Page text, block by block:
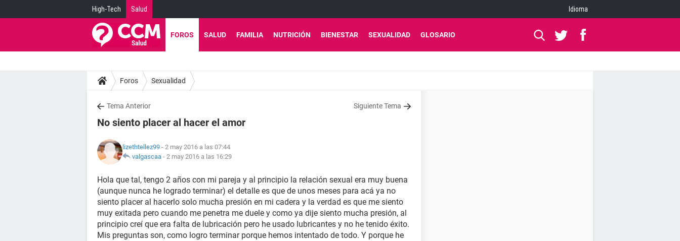
High-Tech Salud Idioma
FOROS SALUD FAMILIA NUTRICIÓN BIENESTAR SEXUALIDAD GLOSARIO
Foros Sexualidad
Tema Anterior Siguiente Tema
No siento placer al hacer el amor
lizethtellez99 - 2 may 2016 a las 07:44
valgascaa - 2 may 2016 a las 16:29
Hola que tal, tengo 2 años con mi pareja y al principio la relación sexual era muy buena
(aunque nunca he logrado terminar) el detalle es que de unos meses para acá ya no
siento placer al hacerlo solo mucha presión en mi cadera y la verdad es que me siento
muy exitada pero cuando me penetra me duele y como ya dije siento mucha presión, al
principio creí que era falta de lubricación pero he usado lubricantes y no he tenido éxito.
Mis preguntas son, como logro terminar porque hemos intentado de todo. Y porque he